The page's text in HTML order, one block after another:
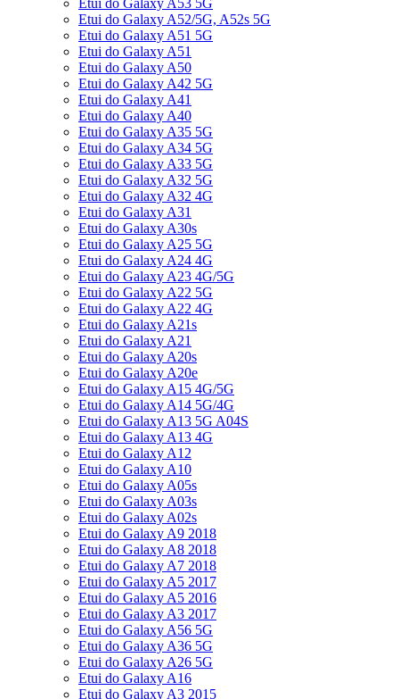
Etui do Galaxy A53 5G
Etui do Galaxy A52/5G, A52s 5G
Etui do Galaxy A51 5G
Etui do Galaxy A51
Etui do Galaxy A50
Etui do Galaxy A42 5G
Etui do Galaxy A41
Etui do Galaxy A40
Etui do Galaxy A35 5G
Etui do Galaxy A34 5G
Etui do Galaxy A33 5G
Etui do Galaxy A32 5G
Etui do Galaxy A32 4G
Etui do Galaxy A31
Etui do Galaxy A30s
Etui do Galaxy A25 5G
Etui do Galaxy A24 4G
Etui do Galaxy A23 4G/5G
Etui do Galaxy A22 5G
Etui do Galaxy A22 4G
Etui do Galaxy A21s
Etui do Galaxy A21
Etui do Galaxy A20s
Etui do Galaxy A20e
Etui do Galaxy A15 4G/5G
Etui do Galaxy A14 5G/4G
Etui do Galaxy A13 5G A04S
Etui do Galaxy A13 4G
Etui do Galaxy A12
Etui do Galaxy A10
Etui do Galaxy A05s
Etui do Galaxy A03s
Etui do Galaxy A02s
Etui do Galaxy A9 2018
Etui do Galaxy A8 2018
Etui do Galaxy A7 2018
Etui do Galaxy A5 2017
Etui do Galaxy A5 2016
Etui do Galaxy A3 2017
Etui do Galaxy A56 5G
Etui do Galaxy A36 5G
Etui do Galaxy A26 5G
Etui do Galaxy A16
Etui do Galaxy A3 2015